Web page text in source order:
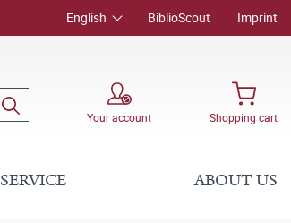
English BiblioScout Imprint
Your account Shopping cart
SERVICE ABOUT US